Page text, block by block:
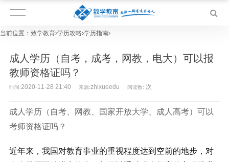
当前位置： 致学教育 学历攻略 学历指南
成人学历（自考，成考，网教，电大）可以报
教师资格证吗？
时间:2020-11-28 21:40 来源:zhixueedu 阅读数: 次
成人学历（自考、网教、国家开放大学、成人高考）可以
考师资格证吗？
近年来，我国对教育事业的重视程度达到空前的地步，对